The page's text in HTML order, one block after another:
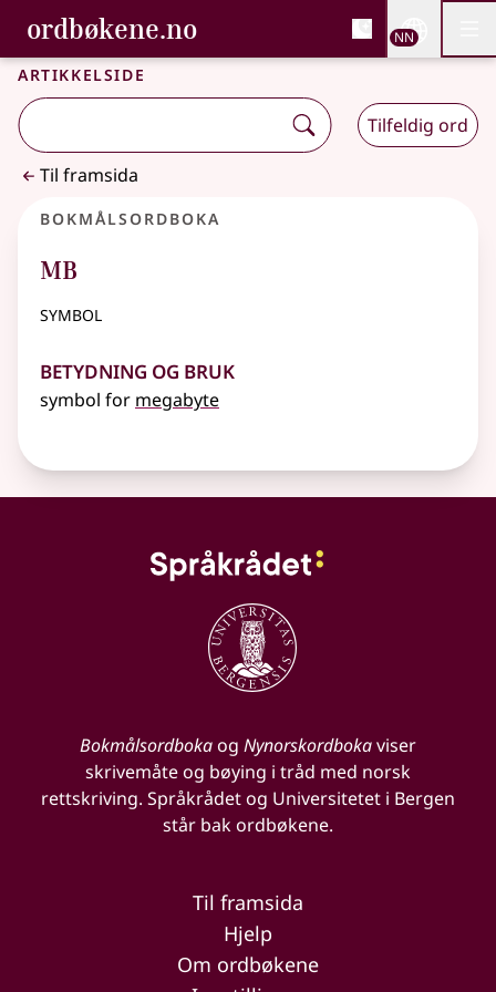
Gå til hovudinnhald
Tilgjenge
ordbøkene.no, Bokmålsordboka og
Bokmålsordboka og Nynorskordboka
NN
Artikkelside
Tilfeldig ord
Til framsida
Bokmålsordboka
MB
symbol
Betydning og bruk
symbol for megabyte
Bokmålsordbokaog Nynorskordbokaviser
skrivemåte og bøying i tråd med norsk
rettskriving. Språkrådet og Universitetet i Bergen
står bak ordbøkene.
Til framsida
Hjelp
Om ordbøkene